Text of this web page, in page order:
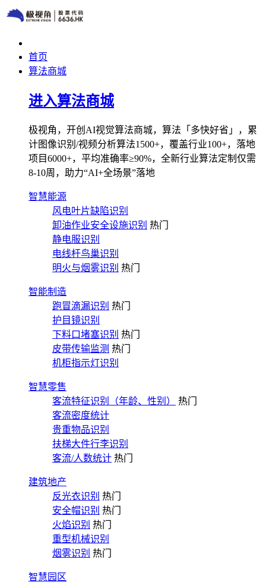
首页
算法商城
进入算法商城
极视角，开创AI视觉算法商城，算法「多快好省」，累
计图像识别/视频分析算法1500+，覆盖行业100+，落地
项目6000+，平均准确率≥90%，全新行业算法定制仅需
8-10周，助力“AI+全场景”落地
智慧能源
风电叶片缺陷识别
卸油作业安全设施识别 热门
静电服识别
电线杆鸟巢识别
明火与烟雾识别 热门
智能制造
跑冒滴漏识别 热门
护目镜识别
下料口堵塞识别 热门
皮带传输监测 热门
机柜指示灯识别
智慧零售
客流特征识别（年龄、性别）
热门
客流密度统计
贵重物品识别
扶梯大件行李识别
客流/人数统计 热门
建筑地产
反光衣识别 热门
安全帽识别 热门
火焰识别 热门
重型机械识别
烟雾识别 热门
智慧园区